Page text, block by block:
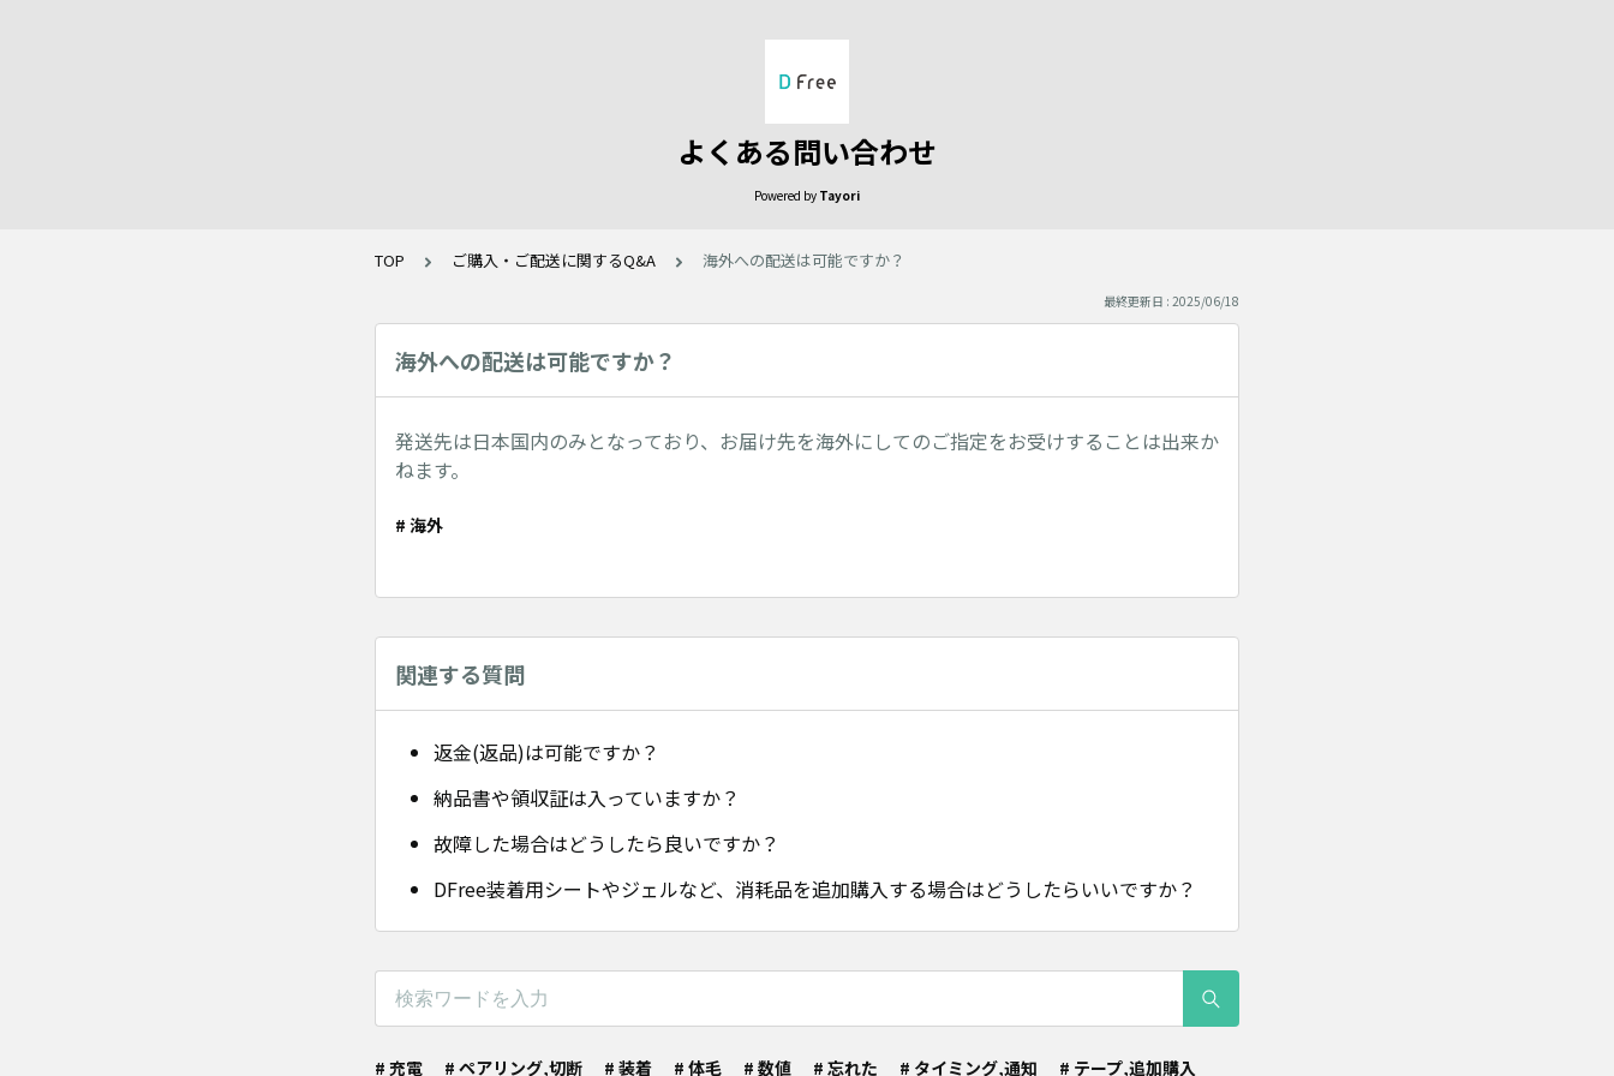
よくある問い合わせ
Powered by Tayori
TOP ご購入・ご配送に関するQ&A 海外への配送は可能ですか？
最終更新日 : 2025/06/18
海外への配送は可能ですか？
発送先は日本国内のみとなっており、お届け先を海外にしてのご指定をお受けすることは出来か
ねます。
# 海外
関連する質問
返金(返品)は可能ですか？
納品書や領収証は入っていますか？
故障した場合はどうしたら良いですか？
DFree装着用シートやジェルなど、消耗品を追加購入する場合はどうしたらいいですか？
# 充電 # ペアリング,切断 # 装着 # 体毛 # 数値 # 忘れた # タイミング,通知 # テープ,追加購入